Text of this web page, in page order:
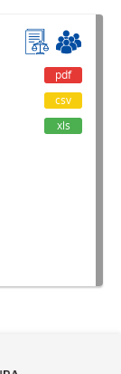
pdf
csv
xls